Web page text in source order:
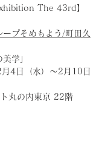
The 43rd】
プそめもよう/町田久
学」
4日（水）～2月10日
丸の内東京 22階